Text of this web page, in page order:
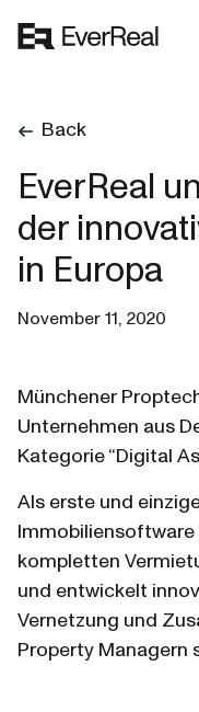
Back
EverReal
der
in Europa
November 11, 2020
Münchener
Unternehmen aus
Kategorie “Digital
Als erste und
kompletten
und entwickelt
Vernetzung und
Property Managern